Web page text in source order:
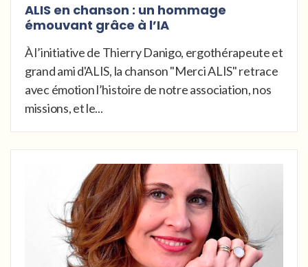
ALIS en chanson : un hommage
émouvant grâce à l’IA
À l’initiative de Thierry Danigo, ergothérapeute et
grand ami d'ALIS, la chanson "Merci ALIS" retrace
avec émotion l’histoire de notre association, nos
missions, et le...